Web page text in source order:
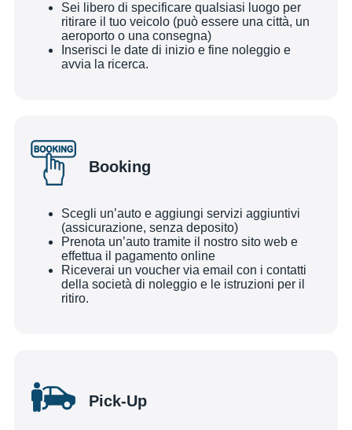
Sei libero di specificare qualsiasi luogo per
ritirare il tuo veicolo (può essere una città, un
aeroporto o una consegna)
Inserisci le date di inizio e fine noleggio e
avvia la ricerca.
Booking
Scegli un’auto e aggiungi servizi aggiuntivi
(assicurazione, senza deposito)
Prenota un’auto tramite il nostro sito web e
effettua il pagamento online
Riceverai un voucher via email con i contatti
della società di noleggio e le istruzioni per il
ritiro.
Pick-Up